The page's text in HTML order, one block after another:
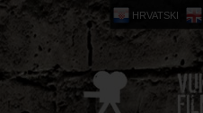
HRVATSKI